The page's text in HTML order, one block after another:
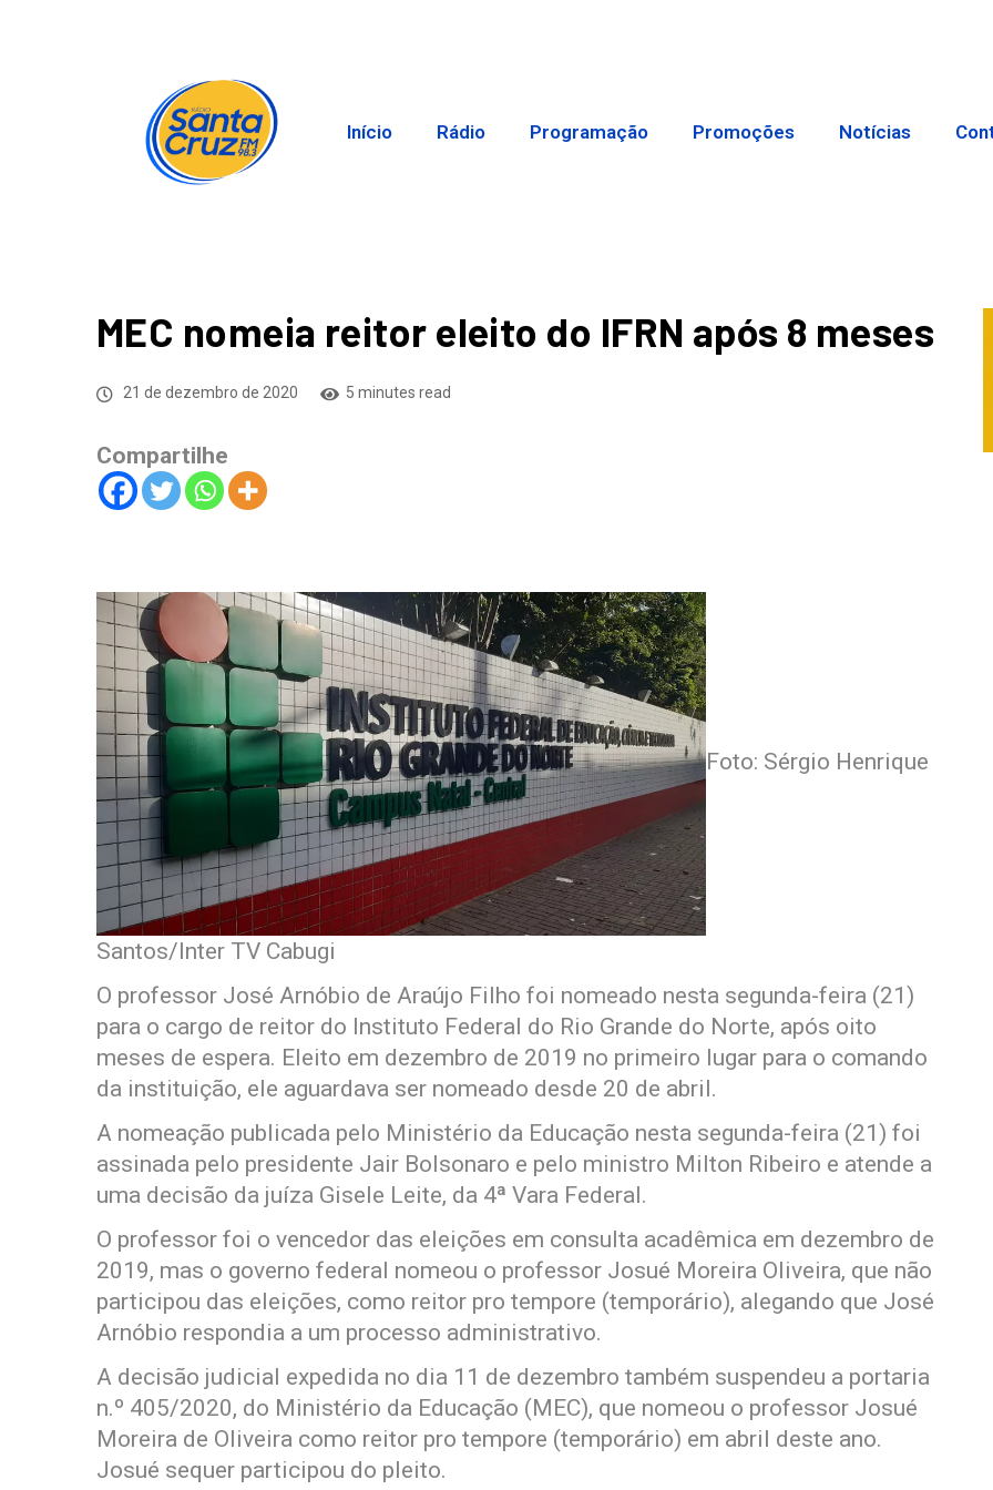
Início Rádio Programação Promoções Notícias
MEC nomeia reitor eleito do IFRN após 8 meses
21 de dezembro de 2020 5 minutes read
Compartilhe
Foto: Sérgio Henrique
Santos/Inter TV Cabugi
O professor José Arnóbio de Araújo Filho foi nomeado nesta segunda-feira (21)
para o cargo de reitor do Instituto Federal do Rio Grande do Norte, após oito
meses de espera. Eleito em dezembro de 2019 no primeiro lugar para o comando
da instituição, ele aguardava ser nomeado desde 20 de abril.
A nomeação publicada pelo Ministério da Educação nesta segunda-feira (21) foi
assinada pelo presidente Jair Bolsonaro e pelo ministro Milton Ribeiro e atende a
uma decisão da juíza Gisele Leite, da 4ª Vara Federal.
O professor foi o vencedor das eleições em consulta acadêmica em dezembro de
2019, mas o governo federal nomeou o professor Josué Moreira Oliveira, que não
participou das eleições, como reitor pro tempore (temporário), alegando que José
Arnóbio respondia a um processo administrativo.
A decisão judicial expedida no dia 11 de dezembro também suspendeu a portaria
n.º 405/2020, do Ministério da Educação (MEC), que nomeou o professor Josué
Moreira de Oliveira como reitor pro tempore (temporário) em abril deste ano.
Josué sequer participou do pleito.